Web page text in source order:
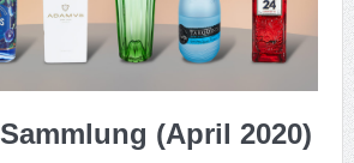
(April 2020)